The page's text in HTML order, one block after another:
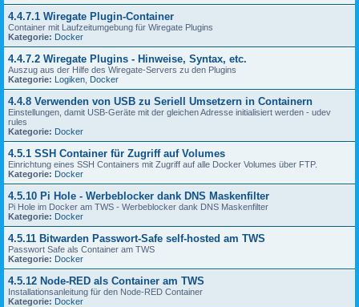
4.4.7.1 Wiregate Plugin-Container
Container mit Laufzeitumgebung für Wiregate Plugins
Kategorie: Docker
4.4.7.2 Wiregate Plugins - Hinweise, Syntax, etc.
Auszug aus der Hilfe des Wiregate-Servers zu den Plugins
Kategorie: Logiken Docker
4.4.8 Verwenden von USB zu Seriell Umsetzern in Containern
Einstellungen, damit USB-Geräte mit der gleichen Adresse initialisiert werden - udev
rules
Kategorie: Docker
4.5.1 SSH Container für Zugriff auf Volumes
Einrichtung eines SSH Containers mit Zugriff auf alle Docker Volumes über FTP.
Kategorie: Docker
4.5.10 Pi Hole - Werbeblocker dank DNS Maskenfilter
Pi Hole im Docker am TWS - Werbeblocker dank DNS Maskenfilter
Kategorie: Docker
4.5.11 Bitwarden Passwort-Safe self-hosted am TWS
Passwort Safe als Container am TWS
Kategorie: Docker
4.5.12 Node-RED als Container am TWS
Installationsanleitung für den Node-RED Container
Kategorie: Docker